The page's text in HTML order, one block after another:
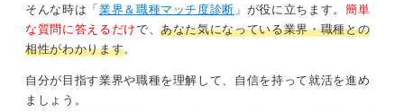
ITスキルを磨いて電子図書館の運用に精通するなど、実
務にプラスアルファの強みを持つことが有効な対策とな
ります。
イベント企画を通じて利用者を増やす取り組みを実践し
た経験は、高倍率の試験でも強い存在感を放つでしょ
そんな時は「 業界＆職種マッチ度診断 」が役に立ちます。 簡単
な質問に答えるだけで、あなた気になっている業界・職種との
相性がわかります。
自分が目指す業界や職種を理解して、自信を持って就活を進め
ましょう。